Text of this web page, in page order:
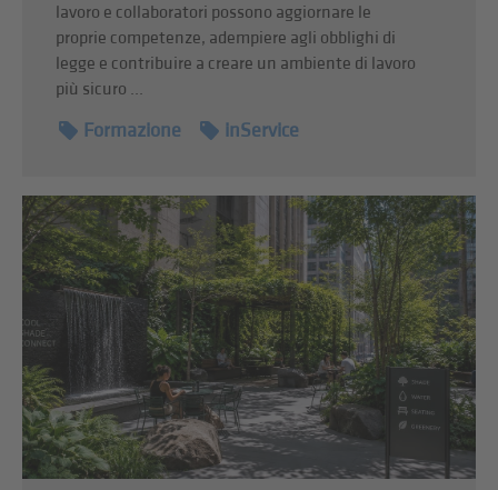
lavoro e collaboratori possono aggiornare le
proprie competenze, adempiere agli obblighi di
legge e contribuire a creare un ambiente di lavoro
più sicuro ...
Formazione inService